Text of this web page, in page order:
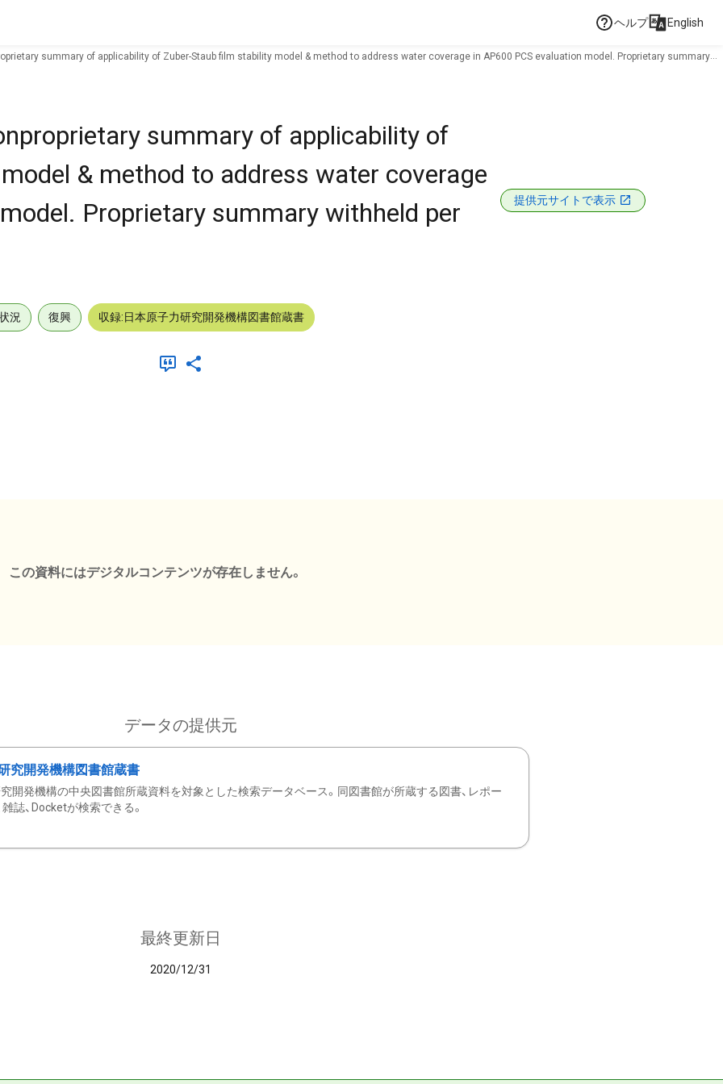
ヘルプ English
summary of applicability of Zuber-Staub film stability model & method to address water coverage in AP600 PCS evaluation model. Proprietary summary
summary of applicability of
& method to address water coverage
Proprietary summary withheld per
提供元サイトで表示
況 復興 収録:日本原子力研究開発機構図書館蔵書
この資料にはデジタルコンテンツが存在しません。
データの提供元
究開発機構図書館蔵書
開発機構の中央図書館所蔵資料を対象とした検索データベース。同図書館が所蔵する図書、レポー
雑誌、Docketが検索できる。
最終更新日
2020/12/31